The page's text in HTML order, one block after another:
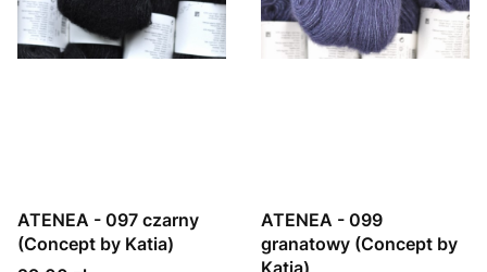
ATENEA - 097 czarny
(Concept by Katia)
ATENEA - 099
granatowy (Concept by
Katia)